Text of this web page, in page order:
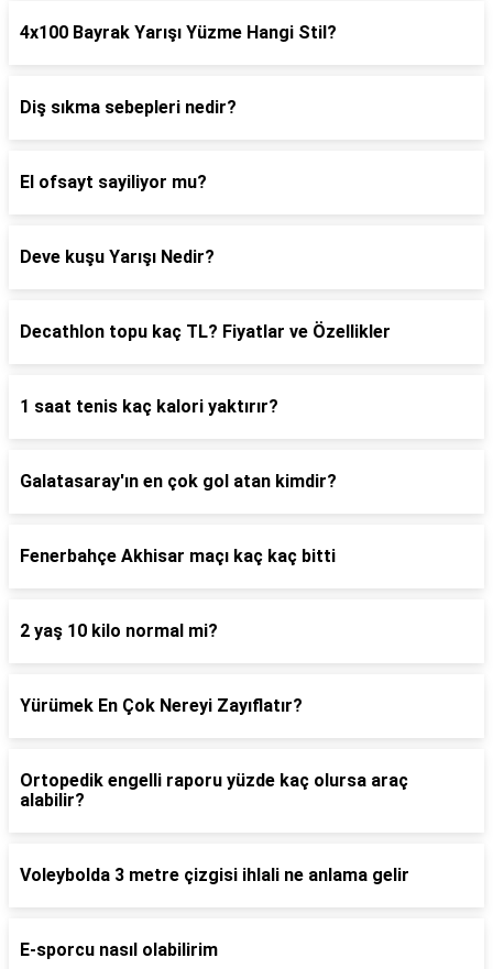
4x100 Bayrak Yarışı Yüzme Hangi Stil?
Diş sıkma sebepleri nedir?
El ofsayt sayiliyor mu?
Deve kuşu Yarışı Nedir?
Decathlon topu kaç TL? Fiyatlar ve Özellikler
1 saat tenis kaç kalori yaktırır?
Galatasaray'ın en çok gol atan kimdir?
Fenerbahçe Akhisar maçı kaç kaç bitti
2 yaş 10 kilo normal mi?
Yürümek En Çok Nereyi Zayıflatır?
Ortopedik engelli raporu yüzde kaç olursa araç
alabilir?
Voleybolda 3 metre çizgisi ihlali ne anlama gelir
E-sporcu nasıl olabilirim